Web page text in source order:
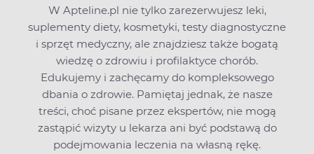
W Apteline.pl nie tylko zarezerwujesz leki,
suplementy diety, kosmetyki, testy diagnostyczne
i sprzęt medyczny, ale znajdziesz także bogatą
wiedzę o zdrowiu i profilaktyce chorób.
Edukujemy i zachęcamy do kompleksowego
dbania o zdrowie. Pamiętaj jednak, że nasze
treści, choć pisane przez ekspertów, nie mogą
zastąpić wizyty u lekarza ani być podstawą do
podejmowania leczenia na własną rękę.